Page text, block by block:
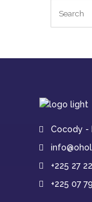
Cocody -
+225 27
+225 07